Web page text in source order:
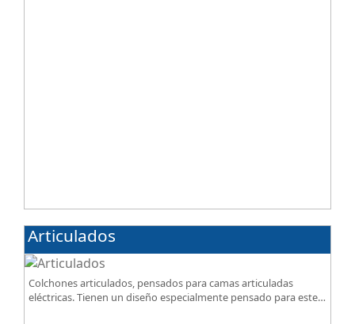
Articulados
Colchones articulados, pensados para camas articuladas
eléctricas. Tienen un diseño especialmente pensado para este